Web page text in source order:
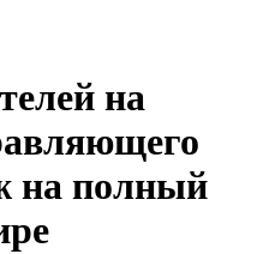
на
на полный